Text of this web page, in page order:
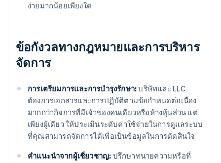
ง่ายมากน้อยเพียงใด
ข้อกังวลทางกฎหมายและการบริหาร
จัดการ
การเตรียมการและการบํารุงรักษา:บริษัทและ LLC
ต้องการเอกสารและการปฏิบัติตามข้อกำหนดต่อเนื่อง
มากกว่ากิจการที่มีเจ้าของคนเดียวหรือห้างหุ้นส่วน แต่
เพียงผู้เดียว ให้ประเมินระดับค่าใช้จ่ายในการดูแลระบบ
ที่คุณสามารถจัดการได้เพื่อเป็นข้อมูลในการตัดสินใจ
คำแนะนำจากผู้เชี่ยวชาญ: ปรึกษาทนายความหรือที่